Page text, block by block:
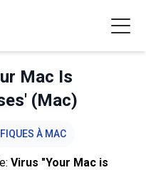
Mac Is
(Mac)
À MAC
Virus "Your Mac is